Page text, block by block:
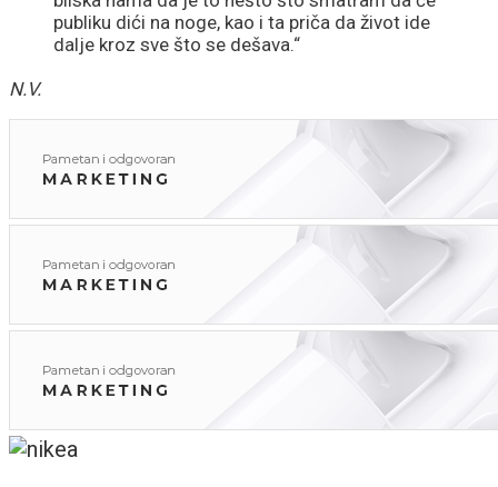
publiku dići na noge, kao i ta priča da život ide
dalje kroz sve što se dešava.“
N.V.